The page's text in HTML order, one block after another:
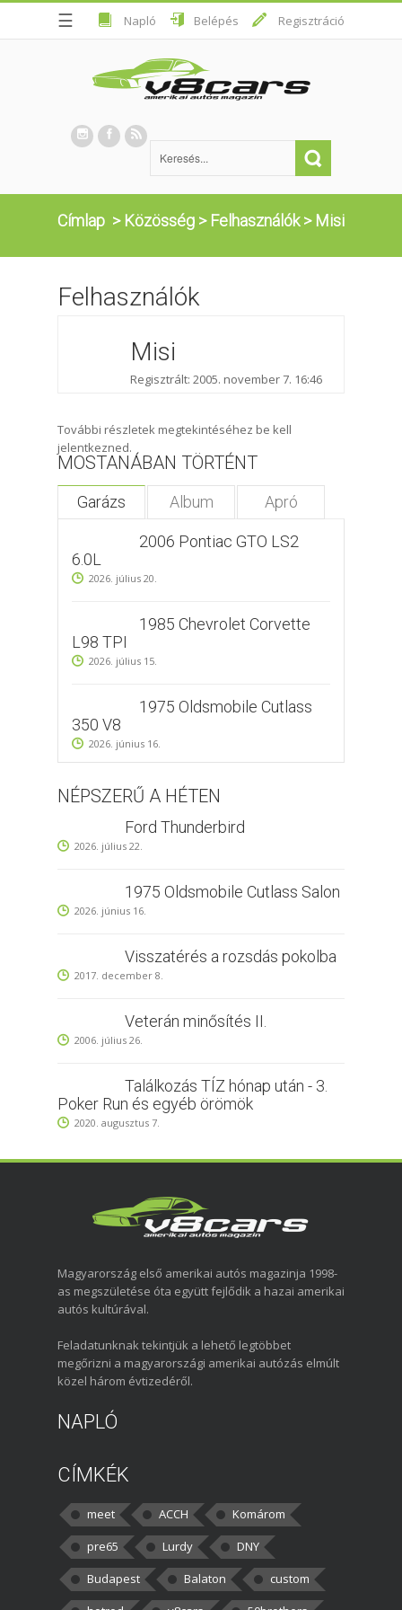
☰ Napló Belépés Regisztráció
Címlap > Közösség > Felhasználók> Misi
Felhasználók
Misi
Regisztrált: 2005. november 7. 16:46
További részletek megtekintéséhez be kell
jelentkezned.
MOSTANÁBAN TÖRTÉNT
Garázs Album Apró
2006 Pontiac GTO LS2
6.0L
2026. július 20.
1985 Chevrolet Corvette
L98 TPI
2026. július 15.
1975 Oldsmobile Cutlass
350 V8
2026. június 16.
NÉPSZERŰ A HÉTEN
Ford Thunderbird
2026. július 22.
1975 Oldsmobile Cutlass Salon
2026. június 16.
Visszatérés a rozsdás pokolba
2017. december 8.
Veterán minősítés II.
2006. július 26.
Találkozás TÍZ hónap után - 3.
Poker Run és egyéb örömök
2020. augusztus 7.
Magyarország első amerikai autós magazinja 1998-
as megszületése óta együtt fejlődik a hazai amerikai
autós kultúrával.
Feladatunknak tekintjük a lehető legtöbbet
megőrizni a magyarországi amerikai autózás elmúlt
közel három évtizedéről.
NAPLÓ
CÍMKÉK
meet ACCH
Komárom
pre65
Lurdy
DNY
Budapest
Balaton
custom